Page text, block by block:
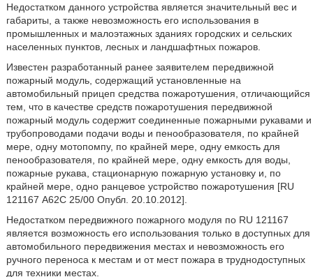
Недостатком данного устройства является значительный вес и
габариты, а также невозможность его использования в
промышленных и малоэтажных зданиях городских и сельских
населенных пунктов, лесных и ландшафтных пожаров.
Известен разработанный ранее заявителем передвижной
пожарный модуль, содержащий установленные на
автомобильный прицеп средства пожаротушения, отличающийся
тем, что в качестве средств пожаротушения передвижной
пожарный модуль содержит соединенные пожарными рукавами и
трубопроводами подачи воды и пенообразователя, по крайней
мере, одну мотопомпу, по крайней мере, одну емкость для
пенообразователя, по крайней мере, одну емкость для воды,
пожарные рукава, стационарную пожарную установку и, по
крайней мере, одно ранцевое устройство пожаротушения [RU
121167 А62С 25/00 Опубл. 20.10.2012].
Недостатком передвижного пожарного модуля по RU 121167
является возможность его использования только в доступных для
автомобильного передвижения местах и невозможность его
ручного переноса к местам и от мест пожара в труднодоступных
для техники местах.